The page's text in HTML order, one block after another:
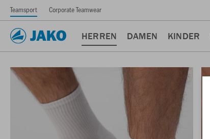
Teamsport Corporate Teamwear
HERREN DAMEN KINDER